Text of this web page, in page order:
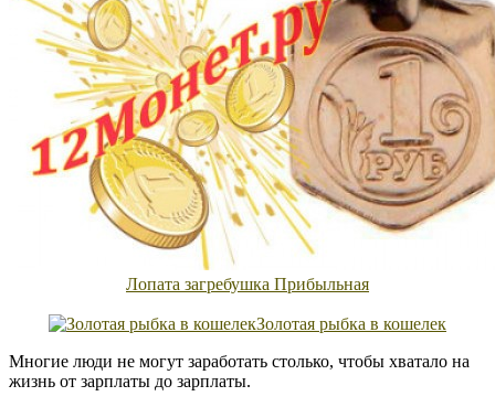
Лопата загребушка Прибыльная
Золотая рыбка в кошелек
Многие люди не могут заработать столько, чтобы хватало на
жизнь от зарплаты до зарплаты.